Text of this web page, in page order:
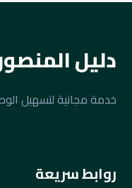
دليل
خدمة مجانية لتسهيل
روابط سريعة